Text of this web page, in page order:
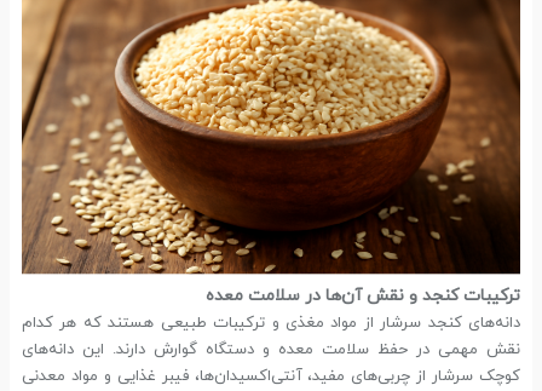
ترکیبات کنجد و نقش آن‌ها در سلامت معده
دانه‌های کنجد سرشار از مواد مغذی و ترکیبات طبیعی هستند که هر کدام
نقش مهمی در حفظ سلامت معده و دستگاه گوارش دارند. این دانه‌های
کوچک سرشار از چربی‌های مفید، آنتی‌اکسیدان‌ها، فیبر غذایی و مواد معدنی